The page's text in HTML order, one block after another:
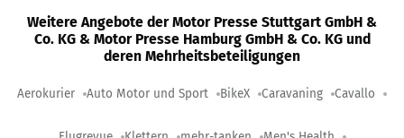
Weitere Angebote der Motor Presse Stuttgart GmbH &
Co. KG & Motor Presse Hamburg GmbH & Co. KG und
deren Mehrheitsbeteiligungen
Aerokurier Auto Motor und Sport BikeX Caravaning Cavallo